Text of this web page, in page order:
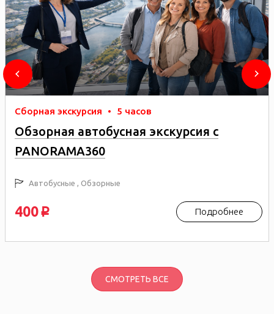
Сборная экскурсия • 5 часов
Обзорная автобусная экскурсия с
PANORAMA360
Автобусные , Обзорные
400 p Подробнее
СМОТРЕТЬ ВСЕ